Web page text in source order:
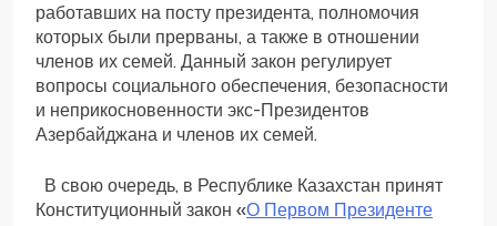
работавших на посту президента, полномочия
которых были прерваны, а также в отношении
членов их семей. Данный закон регулирует
вопросы социального обеспечения, безопасности
и неприкосновенности экс-Президентов
Азербайджана и членов их семей.
В свою очередь, в Республике Казахстан принят
Конституционный закон «О Первом Президенте